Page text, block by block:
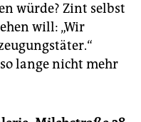
würde? Zint selbst
will: „Wir
lange nicht mehr